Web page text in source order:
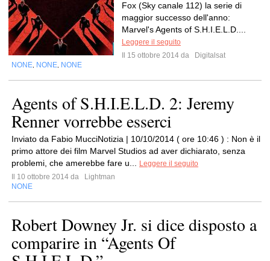
Fox (Sky canale 112) la serie di
maggior successo dell'anno:
Marvel's Agents of S.H.I.E.L.D....
Leggere il seguito
Il 15 ottobre 2014 da
Digitalsat
NONE NONE NONE
Agents of S.H.I.E.L.D. 2: Jeremy
Renner vorrebbe esserci
Inviato da Fabio MucciNotizia | 10/10/2014 ( ore 10:46 ) : Non è il
primo attore dei film Marvel Studios ad aver dichiarato, senza
problemi, che amerebbe fare u...
Leggere il seguito
Il 10 ottobre 2014 da
Lightman
NONE
Robert Downey Jr. si dice disposto a
comparire in “Agents Of